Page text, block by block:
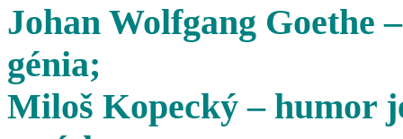
Johan Wolfgang Goethe
génia;
Miloš Kopecký – humor